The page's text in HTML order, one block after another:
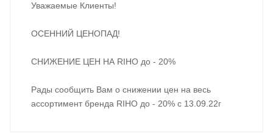
Уважаемые Клиенты!
ОСЕННИЙ ЦЕНОПАД!
СНИЖЕНИЕ ЦЕН НА RIHO до - 20%
Рады сообщить Вам о снижении цен на весь
ассортимент бренда RIHO до - 20% с 13.09.22г